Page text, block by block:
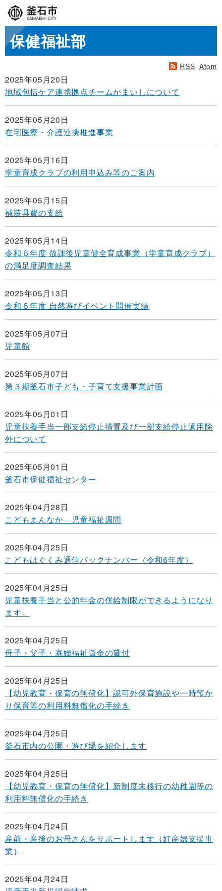
保健福祉部
RSS Atom
2025年05月20日
地域包括ケア連携拠点チームかまいしについて
2025年05月20日
在宅医療・介護連携推進事業
2025年05月16日
学童育成クラブの利用申込み等のご案内
2025年05月15日
補装具費の支給
2025年05月14日
令和６年度 放課後児童健全育成事業（学童育成クラブ）
の満足度調査結果
2025年05月13日
令和６年度 自然遊びイベント開催実績
2025年05月07日
児童館
2025年05月07日
第３期釜石市子ども・子育て支援事業計画
2025年05月01日
児童扶養手当一部支給停止措置及び一部支給停止適用除
外について
2025年05月01日
釜石市保健福祉センター
2025年04月28日
こどもまんなか 児童福祉週間
2025年04月25日
こどもはぐくみ通信バックナンバー（令和6年度）
2025年04月25日
児童扶養手当と公的年金の併給制限ができるようになり
ます。
2025年04月25日
母子・父子・寡婦福祉資金の貸付
2025年04月25日
【幼児教育・保育の無償化】認可外保育施設や一時預か
り保育等の利用料無償化の手続き
2025年04月25日
釜石市内の公園・遊び場を紹介します
2025年04月25日
【幼児教育・保育の無償化】新制度未移行の幼稚園等の
利用料無償化の手続き
2025年04月24日
産前・産後のお母さんをサポートします（妊産婦支援事
業）
2025年04月24日